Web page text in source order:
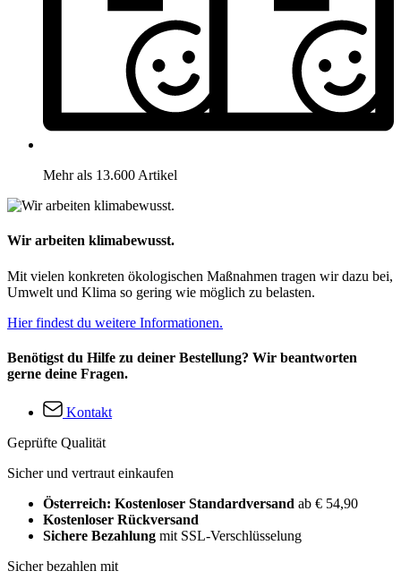
Mehr als 13.600 Artikel
Wir arbeiten klimabewusst.
Mit vielen konkreten ökologischen Maßnahmen tragen wir dazu bei,
Umwelt und Klima so gering wie möglich zu belasten.
Hier findest du weitere Informationen.
Benötigst du Hilfe zu deiner Bestellung? Wir beantworten
gerne deine Fragen.
Kontakt
Geprüfte Qualität
Sicher und vertraut einkaufen
Österreich: Kostenloser Standardversand ab € 54,90
Kostenloser Rückversand
Sichere Bezahlung mit SSL-Verschlüsselung
Sicher bezahlen mit